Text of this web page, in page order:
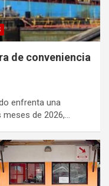
de conveniencia
enfrenta una
de 2026,…